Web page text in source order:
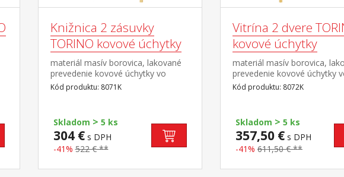
Knižnica 2 zásuvky
TORINO kovové úchytky
materiál masív borovica, lakované
prevedenie kovové úchytky vo
farebnom prevedení černená
mosadz tri police, dve zásuvky s
Kód produktu: 8071K
Skladom > 5 ks
304 €s DPH
-41% 522 € **
Vitrína 2 dvere
kovové úchytky
materiál masív borovica,
prevedenie kovové úchytky
farebnom prevedení černená
mosadz dvoje čiastočne
Kód produktu: 8072K
Skladom > 5 ks
357,50 € s DPH
-41% 611,50 € **